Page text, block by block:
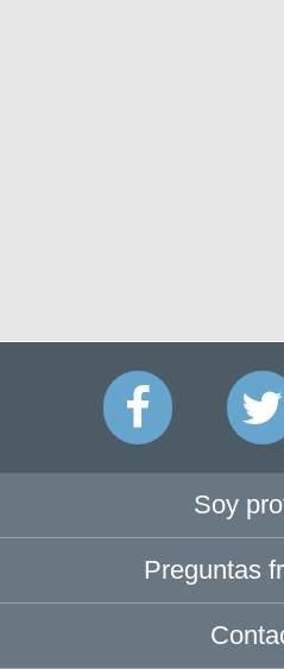
Soy
Preguntas